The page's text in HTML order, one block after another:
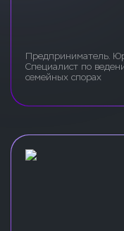
Предприниматель.
Специалист по
семейных спорах